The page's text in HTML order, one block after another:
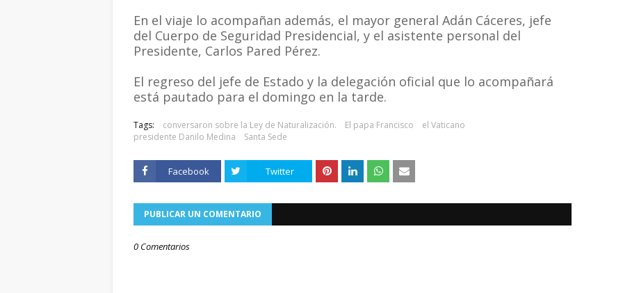
En el viaje lo acompañan además, el mayor general Adán Cáceres, jefe
del Cuerpo de Seguridad Presidencial, y el asistente personal del
Presidente, Carlos Pared Pérez.
El regreso del jefe de Estado y la delegación oficial que lo acompañará
está pautado para el domingo en la tarde.
Tags: conversaron sobre la Ley de Naturalización. El papa Francisco
el Vaticano
presidente Danilo Medina
Santa Sede
Facebook Twitter
PUBLICAR UN COMENTARIO
0 Comentarios